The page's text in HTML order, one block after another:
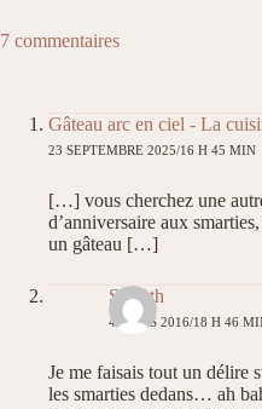
7 commentaires
Gâteau arc en ciel - La
23 SEPTEMBRE 2025/16 H 45 MIN
[…] vous cherchez une
d’anniversaire aux
un gâteau […]
Stecath
4 MARS 2016/18 H 46
Je me faisais tout un délire
les smarties dedans… ah